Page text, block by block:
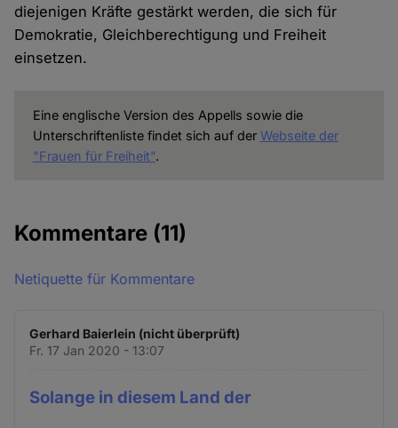
diejenigen Kräfte gestärkt werden, die sich für
Demokratie, Gleichberechtigung und Freiheit
einsetzen.
Eine englische Version des Appells sowie die
Unterschriftenliste findet sich auf der Webseite der
"Frauen für Freiheit".
Kommentare (11)
Netiquette für Kommentare
Gerhard Baierlein (nicht überprüft)
Fr. 17 Jan 2020 - 13:07
Solange in diesem Land der